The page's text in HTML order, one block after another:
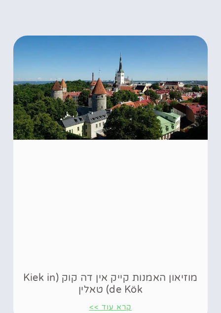
מוזיאון האמנות קייק אין דה קוק (Kiek in
de Kök) טאלין
קרא עוד >>